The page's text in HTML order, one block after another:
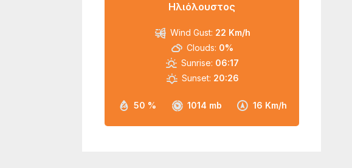
Ηλιόλουστος
50 % 1014 mb 16 Km/h
Wind Gust: 22 Km/h
Clouds: 0%
Sunrise: 06:17
Sunset: 20:26